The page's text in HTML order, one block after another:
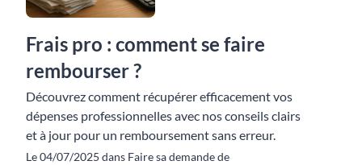
Frais pro : comment se faire
rembourser ?
Découvrez comment récupérer efficacement vos
dépenses professionnelles avec nos conseils clairs
et à jour pour un remboursement sans erreur.
Le 04/07/2025 dans Faire sa demande de